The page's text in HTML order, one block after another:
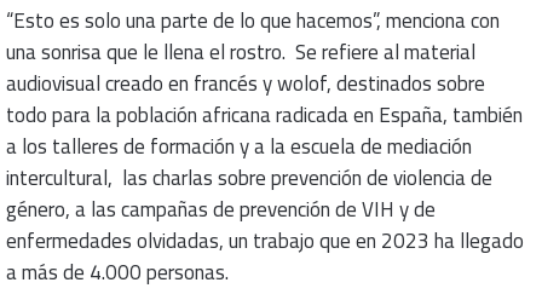
“Esto es solo una parte de lo que hacemos”, menciona con
una sonrisa que le llena el rostro. Se refiere al material
audiovisual creado en francés y wolof, destinados sobre
todo para la población africana radicada en España, también
a los talleres de formación y a la escuela de mediación
intercultural, las charlas sobre prevención de violencia de
género, a las campañas de prevención de VIH y de
enfermedades olvidadas, un trabajo que en 2023 ha llegado
a más de 4.000 personas.